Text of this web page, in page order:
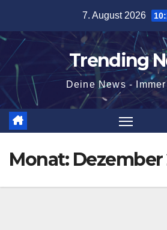
content
7. August 2026
Trending
Deine News -
Monat: Dezember